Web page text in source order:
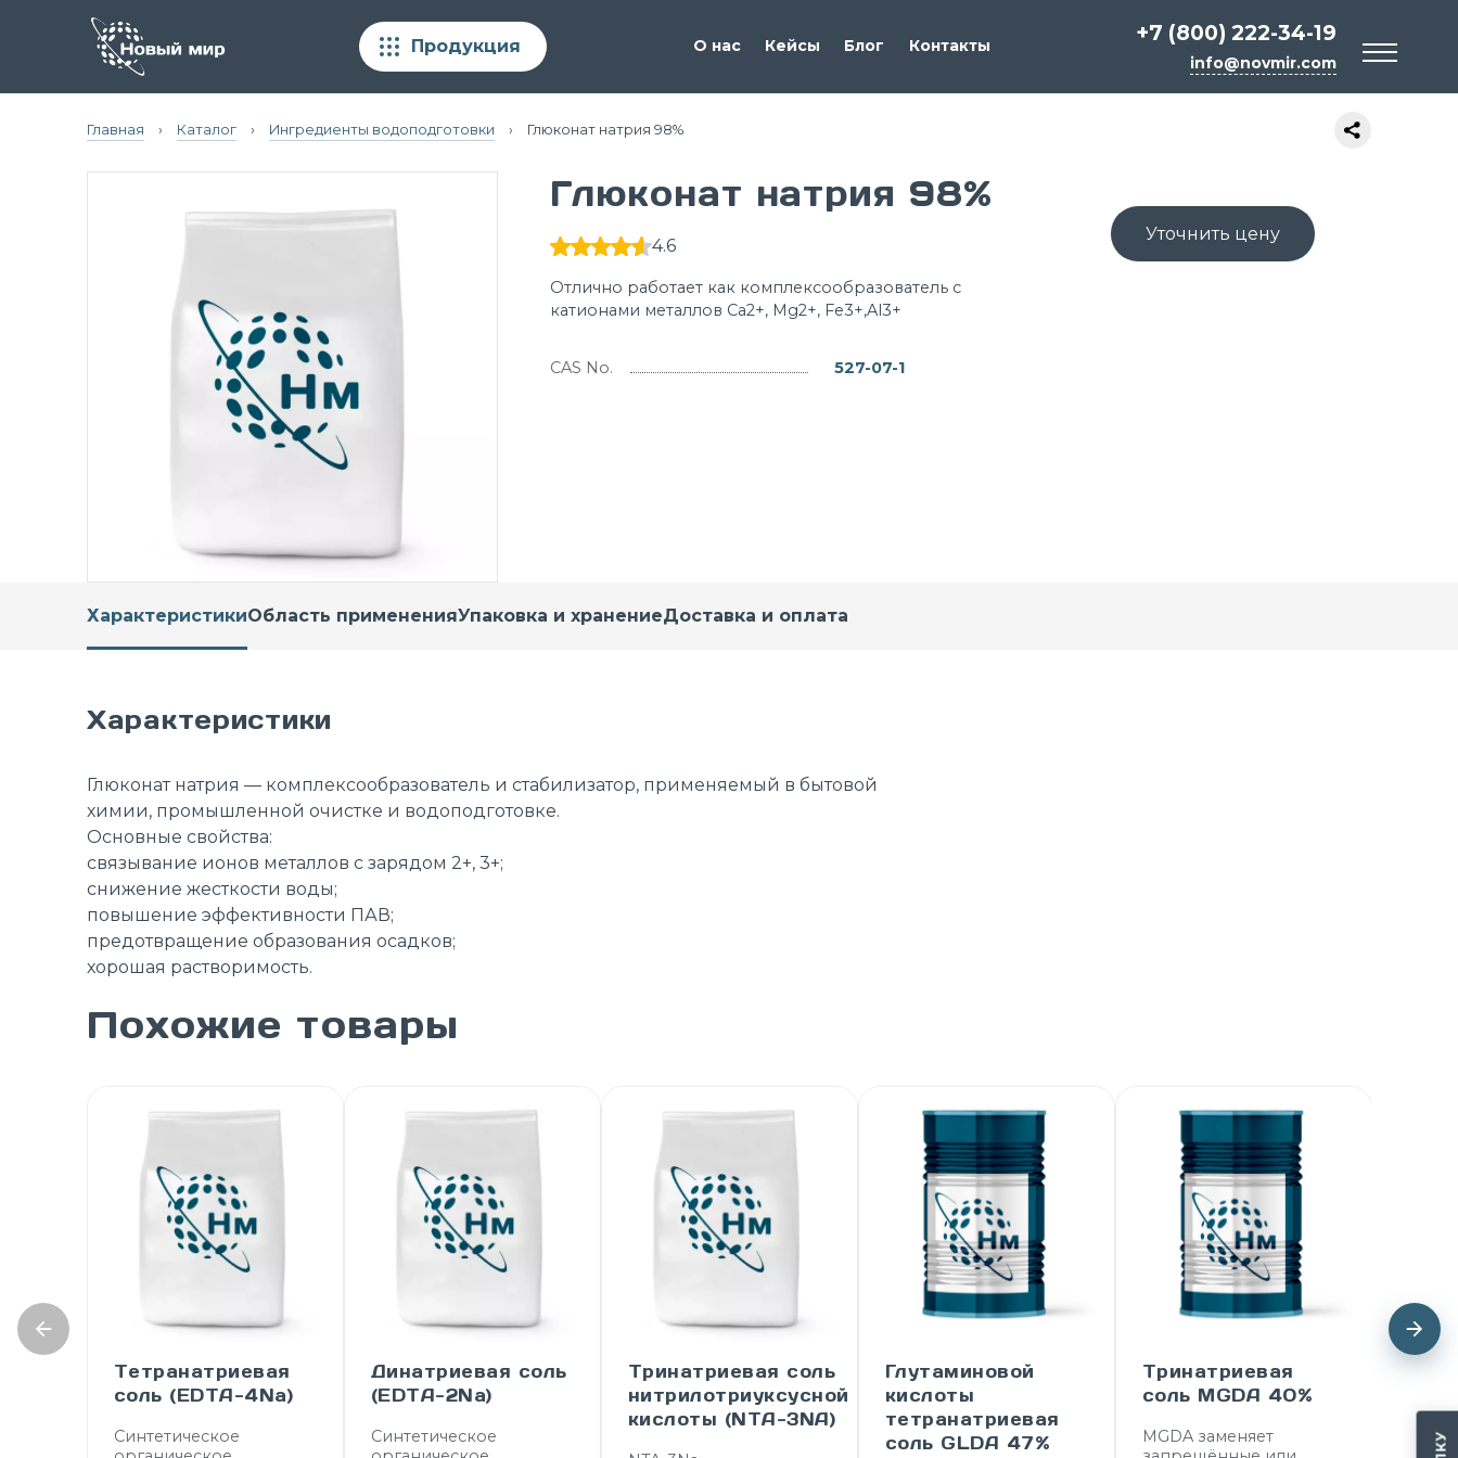
Продукция О нас Кейсы Блог Контакты
+7 (800) 222-34-19
info@novmir.com
Сырьё для косметики и бытовой химии
Химия для строительных смесей
Главная › Каталог › Ингредиенты водоподготовки › Глюконат натрия 98%
Глюконат натрия 98%
4.6
Отлично работает как комплексообразователь с
катионами металлов Ca2+, Mg2+, Fe3+,Al3+
CAS No. 527-07-1
Уточнить цену
ХарактеристикиОбласть примененияУпаковка и хранениеДоставка и оплата
Характеристики
Глюконат натрия — комплексообразователь и стабилизатор, применяемый в бытовой
химии, промышленной очистке и водоподготовке.
Основные свойства:
связывание ионов металлов c зарядом 2+, 3+;
снижение жесткости воды;
повышение эффективности ПАВ;
предотвращение образования осадков;
хорошая растворимость.
Похожие товары
Тетранатриевая
соль (EDTA-4Na)
Синтетическое
Динатриевая соль
(EDTA-2Na)
Синтетическое
Тринатриевая соль
нитрилотриуксусной
кислоты (NTA-3NA)
Глутаминовой
кислоты
тетранатриевая
соль GLDA 47%
Тринатриевая
соль MGDA 40%
MGDA заменяет